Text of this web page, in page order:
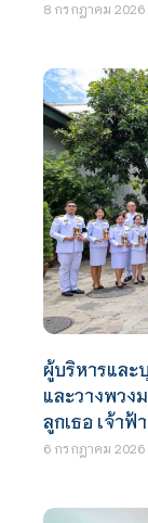
8 กรกฎาคม 2026
ผู้บริหารและ
และวางพวง
ลูกเธอ เจ้าฟ้
6 กรกฎาคม 2026